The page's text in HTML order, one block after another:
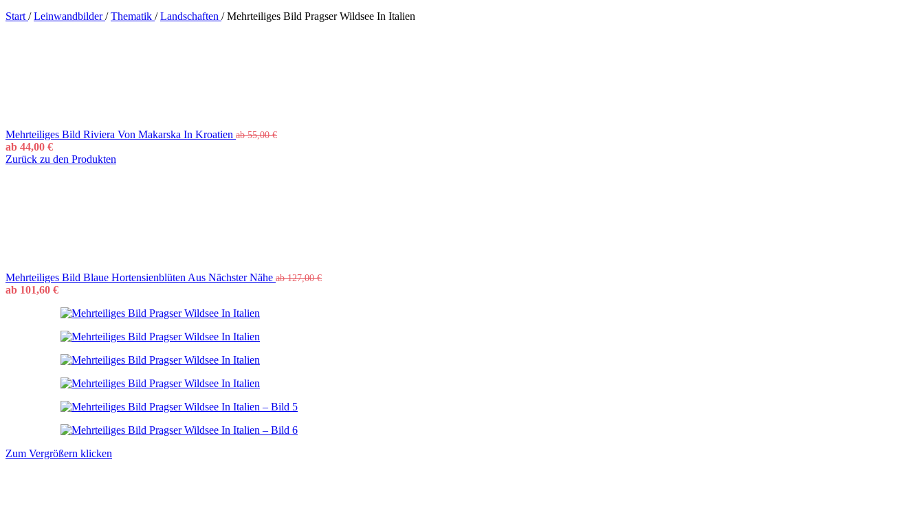
Start / Leinwandbilder/ Thematik / Landschaften / Mehrteiliges Bild Pragser Wildsee In Italien
Mehrteiliges Bild Riviera Von Makarska In Kroatien ab55,00€
ab 44,00 €
Zurück zu den Produkten
Mehrteiliges Bild Blaue Hortensienblüten Aus Nächster Nähe ab127,00€
ab 101,60 €
Zum Vergrößern klicken